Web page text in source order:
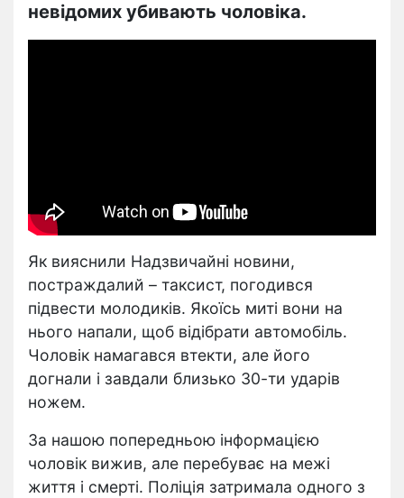
невідомих убивають чоловіка.
Як вияснили Надзвичайні новини,
постраждалий – таксист, погодився
підвести молодиків. Якоїсь миті вони на
нього напали, щоб відібрати автомобіль.
Чоловік намагався втекти, але його
догнали і завдали близько 30-ти ударів
ножем.
За нашою попередньою інформацією
чоловік вижив, але перебуває на межі
життя і смерті. Поліція затримала одного з